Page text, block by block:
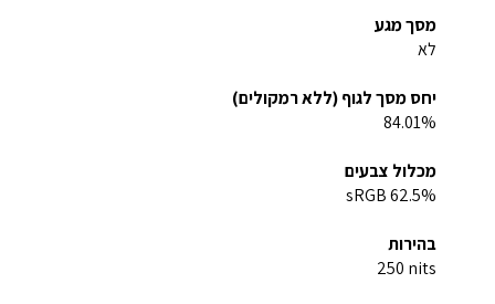
מסך מגע
לא
יחס מסך לגוף (ללא רמקולים)
84.01%
מכלול צבעים
62.5% sRGB
בהירות
250‎ nits